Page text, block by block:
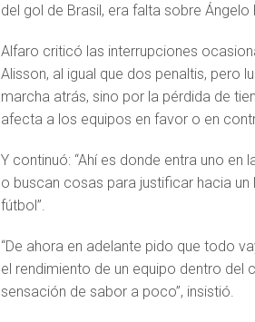
del gol de Brasil, era falta sobre Ángelo
Alfaro criticó las interrupciones
Alisson, al igual que dos penaltis, pero
marcha atrás, sino por la pérdida de
afecta a los equipos en favor o en
Y continuó: “Ahí es donde entra uno
o buscan cosas para justificar hacia
fútbol”.
“De ahora en adelante pido que todo
el rendimiento de un equipo dentro
sensación de sabor a poco”, insistió.